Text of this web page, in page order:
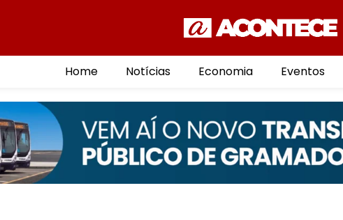
Home Notícias Economia Eventos